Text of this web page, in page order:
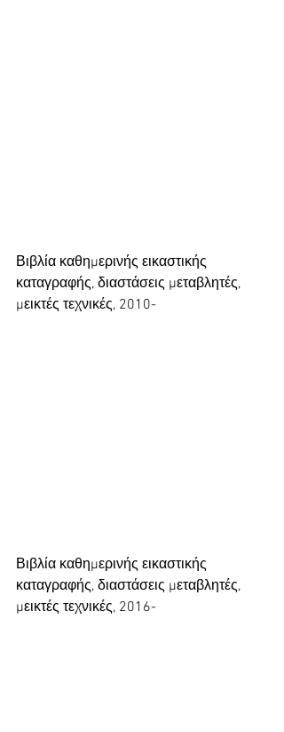
Βιβλία καθημερινής εικαστικής
καταγραφής, διαστάσεις μεταβλητές,
μεικτές τεχνικές, 2010-
Βιβλία καθημερινής εικαστικής
καταγραφής, διαστάσεις μεταβλητές,
μεικτές τεχνικές, 2016-